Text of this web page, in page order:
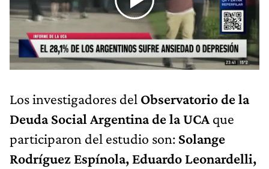
Los investigadores del Observatorio de la
Deuda Social Argentina de la UCA que
participaron del estudio son: Solange
Rodríguez Espínola, Eduardo Leonardelli,